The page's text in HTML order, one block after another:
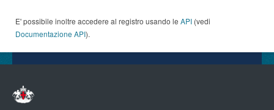
E' possibile inoltre accedere al registro usando le API (vedi
Documentazione API).